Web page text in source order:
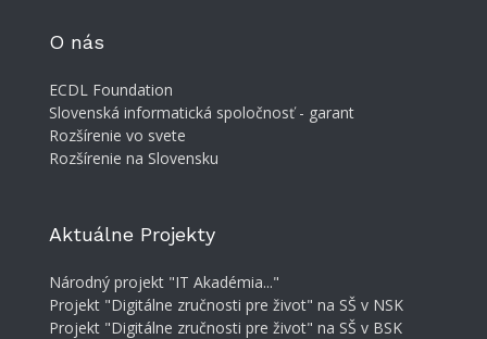
O nás
ECDL Foundation
Slovenská informatická spoločnosť - garant
Rozšírenie vo svete
Rozšírenie na Slovensku
Aktuálne Projekty
Národný projekt "IT Akadémia..."
Projekt "Digitálne zručnosti pre život" na SŠ v NSK
Projekt "Digitálne zručnosti pre život" na SŠ v BSK